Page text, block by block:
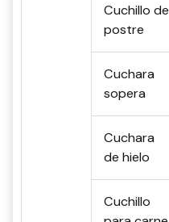
Cuchillo de
postre
Cuchara
sopera
Cuchara
de hielo
Cuchillo